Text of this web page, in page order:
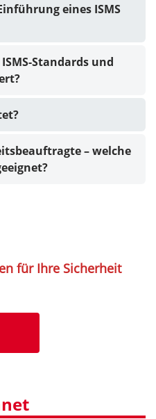
eines ISMS
Standards und
– welche
für Ihre Sicherheit